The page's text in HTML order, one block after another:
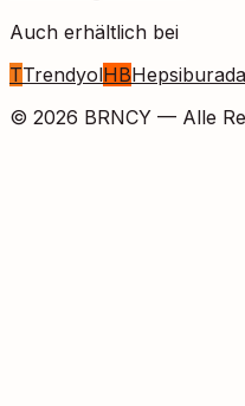
Auch erhältlich bei
TTrendyolHBHepsiburada
© 2026 BRNCY — Alle